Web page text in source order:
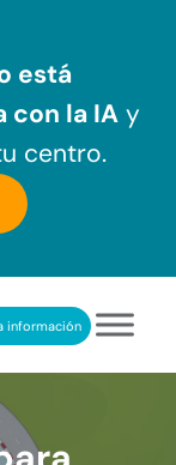
está
con la IA y
centro.
información